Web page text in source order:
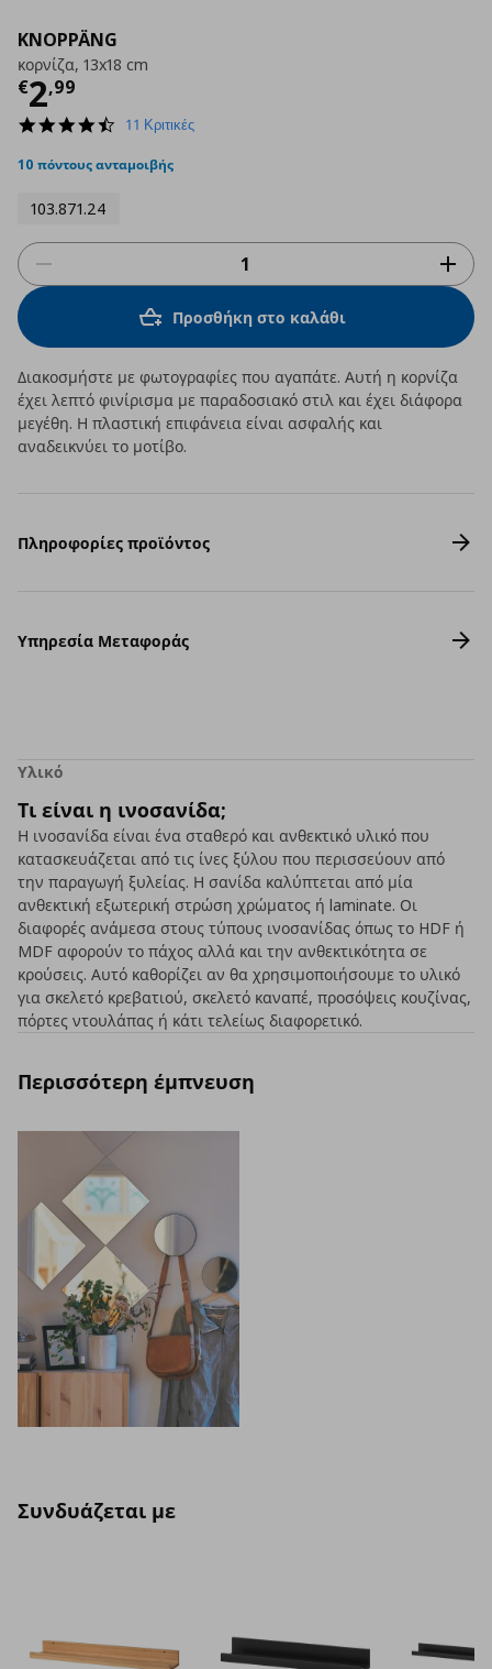
KNOPPÄNG
κορνίζα, 13x18 cm
€2,99
Τρέχουσα τιμή
4.7
rating
11 Κριτικές
10 πόντους ανταμοιβής
103.871.24
Προσθήκη στο καλάθι
Διακοσμήστε με φωτογραφίες που αγαπάτε. Αυτή η κορνίζα
έχει λεπτό φινίρισμα με παραδοσιακό στιλ και έχει διάφορα
μεγέθη. Η πλαστική επιφάνεια είναι ασφαλής και
αναδεικνύει το μοτίβο.
Πληροφορίες προϊόντος
Υπηρεσία Μεταφοράς
Υλικό
Τι είναι η ινοσανίδα;
Η ινοσανίδα είναι ένα σταθερό και ανθεκτικό υλικό που
κατασκευάζεται από τις ίνες ξύλου που περισσεύουν από
την παραγωγή ξυλείας. Η σανίδα καλύπτεται από μία
ανθεκτική εξωτερική στρώση χρώματος ή laminate. Οι
διαφορές ανάμεσα στους τύπους ινοσανίδας όπως το HDF ή
MDF αφορούν το πάχος αλλά και την ανθεκτικότητα σε
κρούσεις. Αυτό καθορίζει αν θα χρησιμοποιήσουμε το υλικό
για σκελετό κρεβατιού, σκελετό καναπέ, προσόψεις κουζίνας,
πόρτες ντουλάπας ή κάτι τελείως διαφορετικό.
Περισσότερη έμπνευση
Συνδυάζεται με